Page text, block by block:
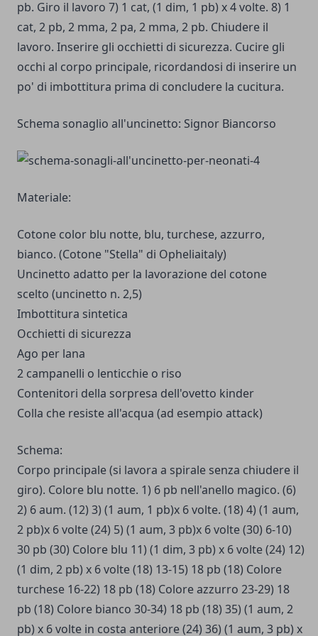
pb. Giro il lavoro 7) 1 cat, (1 dim, 1 pb) x 4 volte. 8) 1
cat, 2 pb, 2 mma, 2 pa, 2 mma, 2 pb. Chiudere il
lavoro. Inserire gli occhietti di sicurezza. Cucire gli
occhi al corpo principale, ricordandosi di inserire un
po' di imbottitura prima di concludere la cucitura.
Schema sonaglio all'uncinetto: Signor Biancorso
Materiale:
Cotone color blu notte, blu, turchese, azzurro,
bianco. (Cotone "Stella" di Opheliaitaly)
Uncinetto adatto per la lavorazione del cotone
scelto (uncinetto n. 2,5)
Imbottitura sintetica
Occhietti di sicurezza
Ago per lana
2 campanelli o lenticchie o riso
Contenitori della sorpresa dell'ovetto kinder
Colla che resiste all'acqua (ad esempio attack)
Schema:
Corpo principale (si lavora a spirale senza chiudere il
giro). Colore blu notte. 1) 6 pb nell'anello magico. (6)
2) 6 aum. (12) 3) (1 aum, 1 pb)x 6 volte. (18) 4) (1 aum,
2 pb)x 6 volte (24) 5) (1 aum, 3 pb)x 6 volte (30) 6-10)
30 pb (30) Colore blu 11) (1 dim, 3 pb) x 6 volte (24) 12)
(1 dim, 2 pb) x 6 volte (18) 13-15) 18 pb (18) Colore
turchese 16-22) 18 pb (18) Colore azzurro 23-29) 18
pb (18) Colore bianco 30-34) 18 pb (18) 35) (1 aum, 2
pb) x 6 volte in costa anteriore (24) 36) (1 aum, 3 pb) x